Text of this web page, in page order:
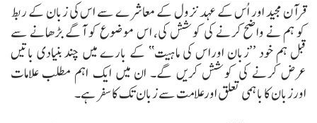
قرآن مجید اور اُس کے عہد نزول کے معاشرے سے اس کی زبان کے ربط
کو ہم نے واضح کرنے کی کوشش کی، اس موضوع کو آگے بڑھانے سے
قبل ہم خود ’’زبان اوراس کی ماہیت‘‘ کے بارے میں چند بنیادی باتیں
عرض کرنے کی کوشش کریں گے۔ ان میں ایک اہم مطلب علامات
اورزبان کا باہمی تعلق اورعلامت سے زبان تک کا سفر ہے۔